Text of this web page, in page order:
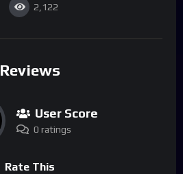
2,122
Reviews
User Score
0 ratings
Rate This